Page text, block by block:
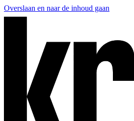
Overslaan en naar de inhoud gaan